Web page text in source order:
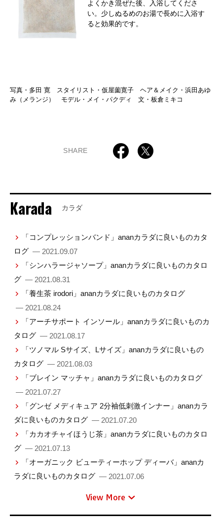
よくかき混ぜた後、入浴してくださ
い。少しぬるめのお湯で長めに入浴す
ると効果的です。
写真・多田 寛 スタイリスト・仮屋薗寛子 ヘア＆メイク・浜田あゆ
み（メランジ） モデル・メイ・パクディ 文・板倉ミキコ
SHARE
Karada カラダ
「コンプレッションバンド」ananカラダに良いものカタ
ログ — 2021.09.07
「シンハラージャソープ」ananカラダに良いものカタロ
グ — 2021.08.31
「養生茶 irodori」ananカラダに良いものカタログ
— 2021.08.24
「アーチサポート インソール」ananカラダに良いものカ
タログ — 2021.08.17
「ツノマル Sサイズ、Lサイズ」ananカラダに良いもの
カタログ — 2021.08.03
「ブレイン マッチャ」ananカラダに良いものカタログ
— 2021.07.27
「グンゼ メディキュア 2分袖低刺激インナー」ananカラ
ダに良いものカタログ — 2021.07.20
「カカオチャイほうじ茶」ananカラダに良いものカタロ
グ — 2021.07.13
「オーガニック ビューティーホップ ディーバ」ananカ
ラダに良いものカタログ — 2021.07.06
View More